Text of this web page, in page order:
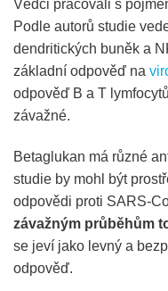
Vědci pracovali s
Podle autorů studie
dendritických buněk a
základní odpověď na
odpověď B a T
závažné.
Betaglukan má různé
studie by mohl být
odpovědi proti SARS-
závažným průběhům
se jeví jako levný a
odpověď.